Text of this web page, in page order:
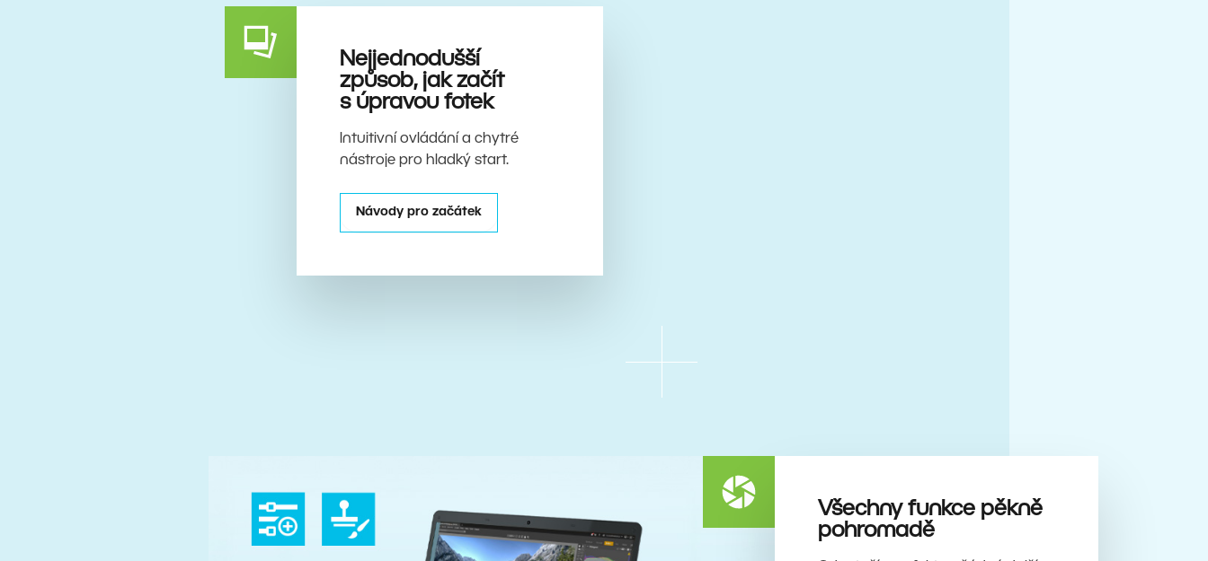
Nejjednodušší
způsob, jak začít
s úpravou fotek
Intuitivní ovládání a chytré
nástroje pro hladký start.
Návody pro začátek
Všechny funkce pěkně
pohromadě